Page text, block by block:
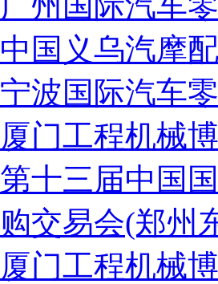
中国义乌汽摩
宁波国际汽车
厦门工程机械
第十三届中国
购交易会(郑州
厦门工程机械